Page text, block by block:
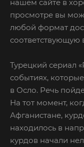
нашем сайте в
просмотре вы
любой формат
соответствующую
Турецкий сериал
событиях,
в Осло. Речь
На тот момент,
Афганистане,
находилось в
курдов начали